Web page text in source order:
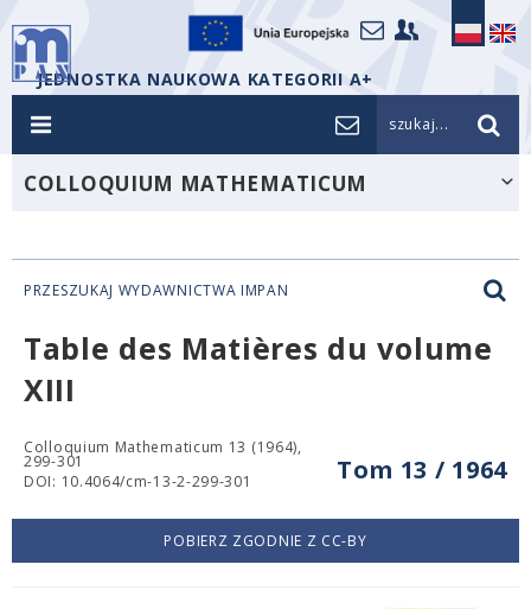
JEDNOSTKA NAUKOWA KATEGORII A+
szukaj...
COLLOQUIUM MATHEMATICUM
PRZESZUKAJ WYDAWNICTWA IMPAN
Table des Matières du volume
XIII
Tom 13 / 1964
Colloquium Mathematicum 13 (1964),
299-301
DOI: 10.4064/cm-13-2-299-301
POBIERZ ZGODNIE Z CC-BY